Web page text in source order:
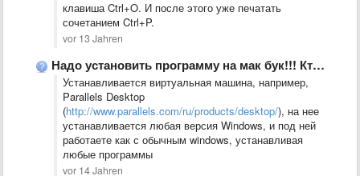
клавиша Ctrl+O. И после этого уже печатать
сочетанием Ctrl+P.
vor 13 Jahren
Надо установить программу на мак бук!!! Кто может помочь?
Устанавливается виртуальная машина, например,
Parallels Desktop
(http://www.parallels.com/ru/products/desktop/), на нее
устанавливается любая версия Windows, и под ней
работаете как с обычным windows, устанавливая
любые программы
vor 14 Jahren